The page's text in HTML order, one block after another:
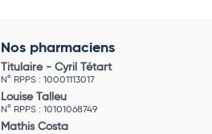
Nos pharmaciens
Titulaire - Cyril Tétart
N° RPPS : 10001113017
Louise Talleu
N° RPPS : 10101068749
Mathis Costa